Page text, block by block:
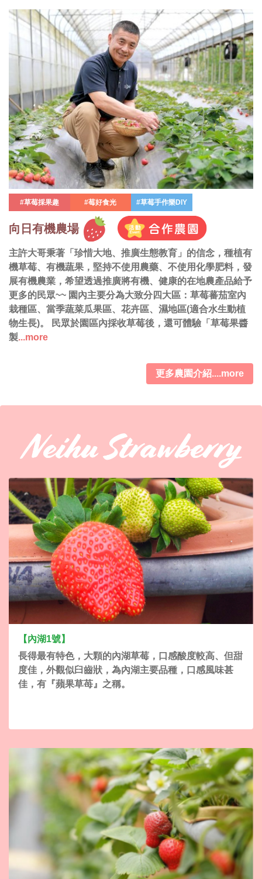
#草莓採果趣 #莓好食光 #草莓手作樂DIY
向日有機農場
主許大哥秉著「珍惜大地、推廣生態教育」的信念，種植有
機草莓、有機蔬果，堅持不使用農藥、不使用化學肥料，發
展有機農業，希望透過推廣將有機、健康的在地農產品給予
更多的民眾~~ 園內主要分為大致分四大區：草莓蕃茄室內
栽種區、當季蔬菜瓜果區、花卉區、濕地區(適合水生動植
物生長)。 民眾於園區內採收草莓後，還可體驗「草莓果醬
製...more
更多農園介紹....more
【內湖1號】
長得最有特色，大顆的內湖草莓，口感酸度較高、但甜
度佳，外觀似臼齒狀，為內湖主要品種，口感風味甚
佳，有『蘋果草苺』之稱。